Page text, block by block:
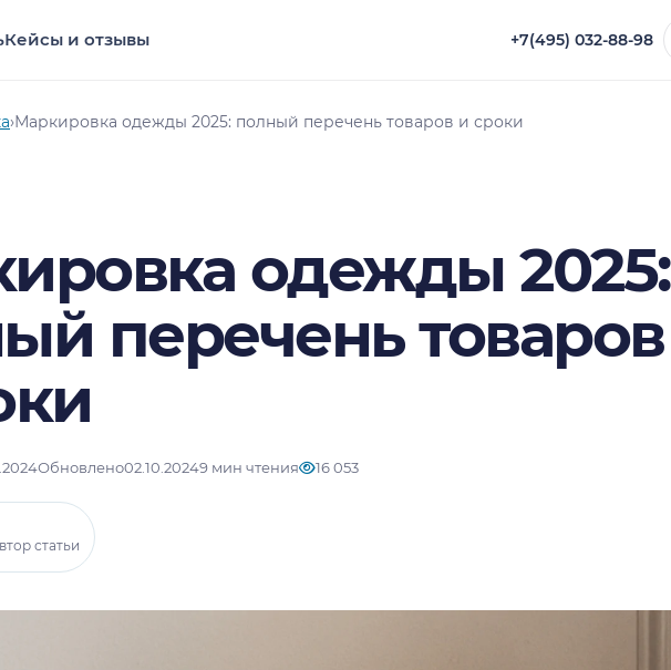
Кейсы и отзывы +7(495) 032-88-98
›Маркировка одежды 2025: полный перечень товаров и сроки
одежды 2025:
перечень товаров
Обновлено02.10.20249 мин чтения 16 053
статьи